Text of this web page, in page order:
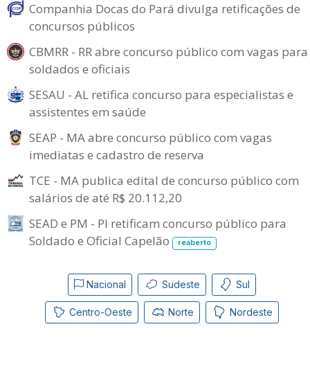
Companhia Docas do Pará divulga retificações de
concursos públicos
CBMRR - RR abre concurso público com vagas para
soldados e oficiais
SESAU - AL retifica concurso para especialistas e
assistentes em saúde
SEAP - MA abre concurso público com vagas
imediatas e cadastro de reserva
TCE - MA publica edital de concurso público com
salários de até R$ 20.112,20
SEAD e PM - PI retificam concurso público para
Soldado e Oficial Capelão
reaberto
Nacional Sudeste Sul
Centro-Oeste Norte Nordeste